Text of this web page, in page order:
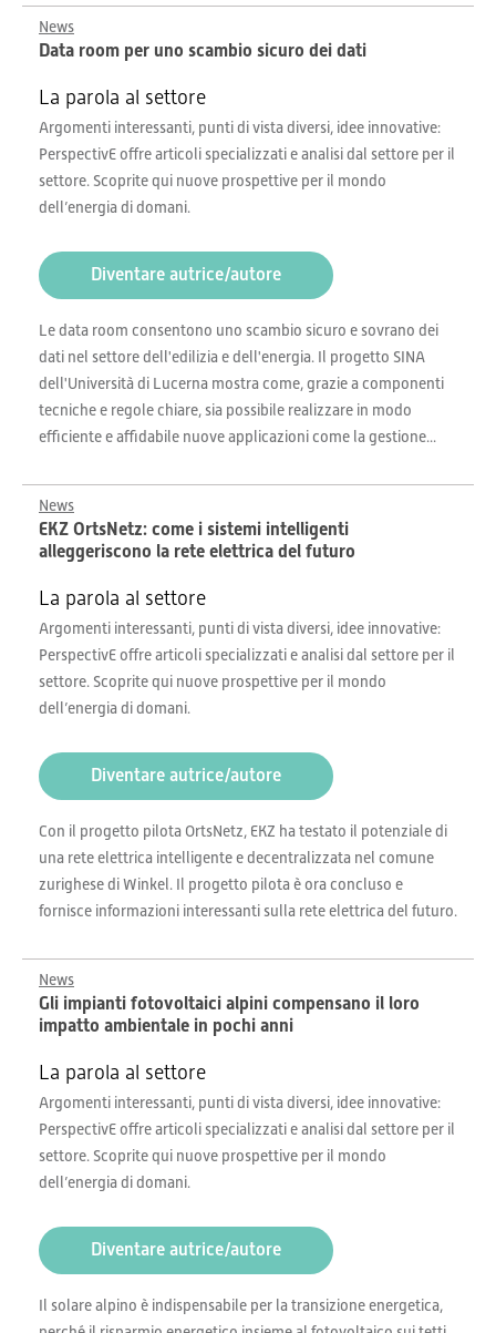
News
Data room per uno scambio sicuro dei dati
La parola al settore
Argomenti interessanti, punti di vista diversi, idee innovative:
PerspectivE offre articoli specializzati e analisi dal settore per il
settore. Scoprite qui nuove prospettive per il mondo
dell’energia di domani.
Diventare autrice/autore
Le data room consentono uno scambio sicuro e sovrano dei
dati nel settore dell'edilizia e dell'energia. Il progetto SINA
dell'Università di Lucerna mostra come, grazie a componenti
tecniche e regole chiare, sia possibile realizzare in modo
efficiente e affidabile nuove applicazioni come la gestione...
News
EKZ OrtsNetz: come i sistemi intelligenti
alleggeriscono la rete elettrica del futuro
La parola al settore
Argomenti interessanti, punti di vista diversi, idee innovative:
PerspectivE offre articoli specializzati e analisi dal settore per il
settore. Scoprite qui nuove prospettive per il mondo
dell’energia di domani.
Diventare autrice/autore
Con il progetto pilota OrtsNetz, EKZ ha testato il potenziale di
una rete elettrica intelligente e decentralizzata nel comune
zurighese di Winkel. Il progetto pilota è ora concluso e
fornisce informazioni interessanti sulla rete elettrica del futuro.
News
Gli impianti fotovoltaici alpini compensano il loro
impatto ambientale in pochi anni
La parola al settore
Argomenti interessanti, punti di vista diversi, idee innovative:
PerspectivE offre articoli specializzati e analisi dal settore per il
settore. Scoprite qui nuove prospettive per il mondo
dell’energia di domani.
Diventare autrice/autore
Il solare alpino è indispensabile per la transizione energetica,